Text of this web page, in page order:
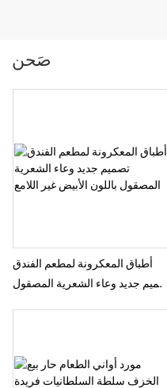
صَحن
أطباق المعكرونة لمطعم الفندق
تصميم جديد وعاء الشعرية المصقول